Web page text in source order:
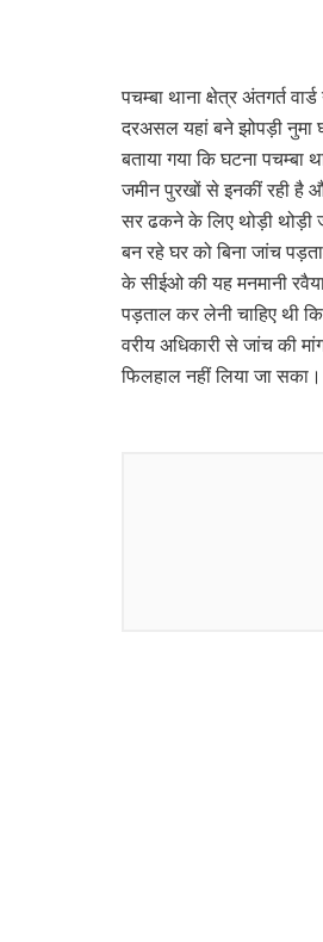
पचम्बा थाना क्षेत्र अंतगर्त
दरअसल यहां बने झोपड़ी नुमा
बताया गया कि घटना पचम्बा
जमीन पुरखों से इनकीं रही है
सर ढकने के लिए थोड़ी थोड़ी
बन रहे घर को बिना जांच
के सीईओ की यह मनमानी
पड़ताल कर लेनी चाहिए थी
वरीय अधिकारी से जांच की
फिलहाल नहीं लिया जा सका।